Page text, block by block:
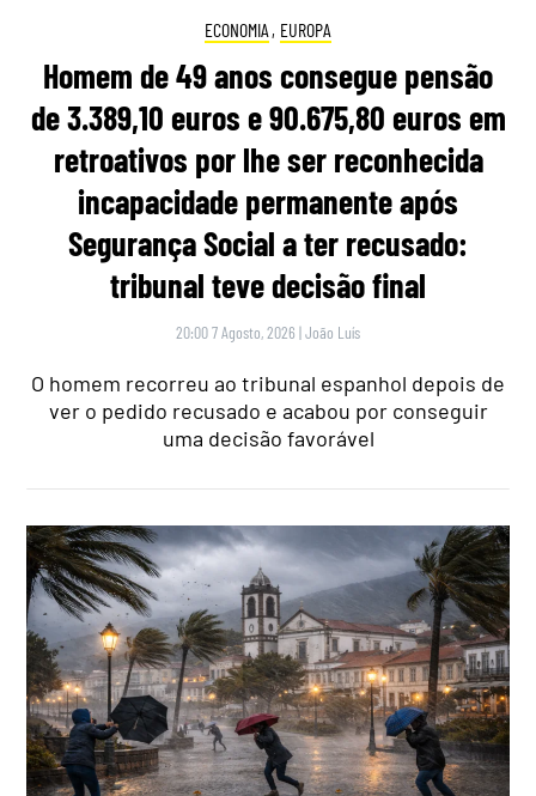
ECONOMIA , EUROPA
Homem de 49 anos consegue pensão
de 3.389,10 euros e 90.675,80 euros em
retroativos por lhe ser reconhecida
incapacidade permanente após
Segurança Social a ter recusado:
tribunal teve decisão final
20:00 7 Agosto, 2026 |João Luís
O homem recorreu ao tribunal espanhol depois de
ver o pedido recusado e acabou por conseguir
uma decisão favorável